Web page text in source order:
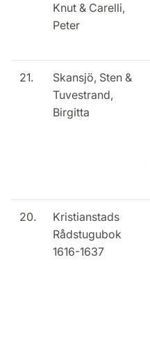
Knut & Carelli,
Peter
21.
Skansjö, Sten &
Tuvestrand,
Birgitta
20.
Kristianstads
Rådstugubok
1616-1637